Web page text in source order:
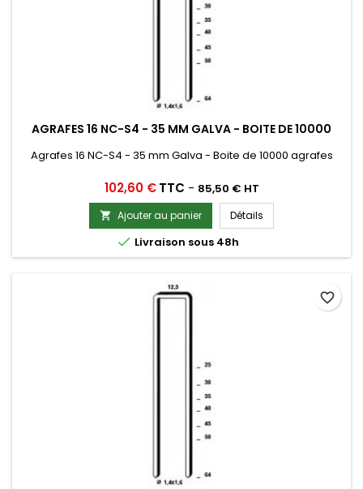
AGRAFES 16 NC-S4 - 35 MM GALVA - BOITE DE 10000
Agrafes 16 NC-S4 - 35 mm Galva - Boite de 10000 agrafes
Prix
102,60 € TTC - 85,50 € HT
 Ajouter au panier Détails
 Livraison sous 48h
favorite_border